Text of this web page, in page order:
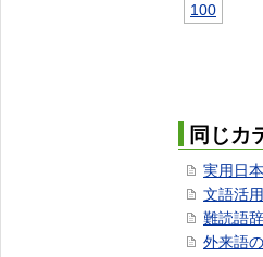
100
同じカ
実用日
文語活
難読語
外来語